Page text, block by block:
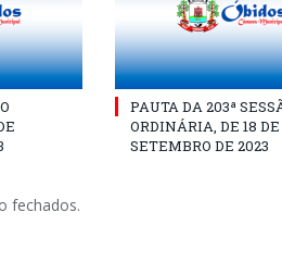
PAUTA DA 203ª
ORDINÁRIA, DE 18 DE
SETEMBRO DE 2023
fechados.